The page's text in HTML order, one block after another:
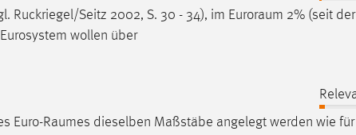
Ruckriegel/Seitz 2002, S. 30 - 34), im Euroraum 2% (seit
wollen über
Euro-Raumes dieselben Maßstäbe angelegt werden wie